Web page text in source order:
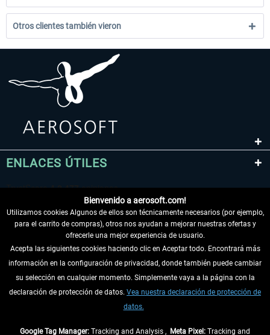
Otros clientes también vieron
ENLACES ÚTILES
DESISTIR DEL CONTRATO
INFORMACIÓN
Bienvenido a aerosoft.com!
Utilizamos cookies Algunos de ellos son técnicamente necesarios (por ejemplo,
para el carrito de compras), otros nos ayudan a mejorar nuestras ofertas y
ofrecerle una mejor experiencia de usuario.
Acepta las siguientes cookies haciendo clic en Aceptar todo. Encontrará más
información en la configuración de privacidad, donde también puede cambiar
su selección en cualquier momento. Simplemente vaya a la página con la
declaración de protección de datos. Vea nuestra declaración de protección de
datos.
Google Tag Manager: Tracking and Analysis , Meta Pixel: Tracking and